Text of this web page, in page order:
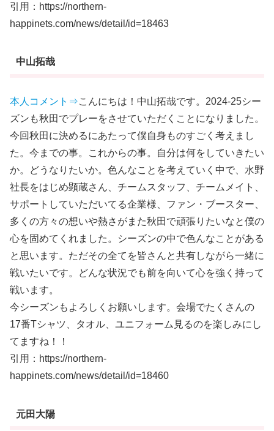
引用：https://northern-
happinets.com/news/detail/id=18463
中山拓哉
本人コメント⇒こんにちは！中山拓哉です。2024-25シー
ズンも秋田でプレーをさせていただくことになりました。
今回秋田に決めるにあたって僕自身ものすごく考えまし
た。今までの事。これからの事。自分は何をしていきたい
か。どうなりたいか。色んなことを考えていく中で、水野
社長をはじめ顕蔵さん、チームスタッフ、チームメイト、
サポートしていただいてる企業様、ファン・ブースター、
多くの方々の想いや熱さがまた秋田で頑張りたいなと僕の
心を固めてくれました。シーズンの中で色んなことがある
と思います。ただその全てを皆さんと共有しながら一緒に
戦いたいです。どんな状況でも前を向いて心を強く持って
戦います。
今シーズンもよろしくお願いします。会場でたくさんの
17番Tシャツ、タオル、ユニフォーム見るのを楽しみにし
てますね！！
引用：https://northern-
happinets.com/news/detail/id=18460
元田大陽